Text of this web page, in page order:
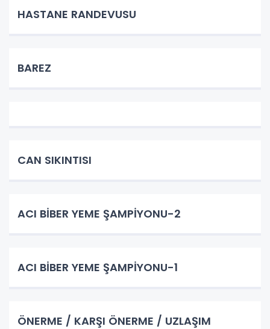
HASTANE RANDEVUSU
BAREZ
CAN SIKINTISI
ACI BİBER YEME ŞAMPİYONU-2
ACI BİBER YEME ŞAMPİYONU-1
ÖNERME / KARŞI ÖNERME / UZLAŞIM